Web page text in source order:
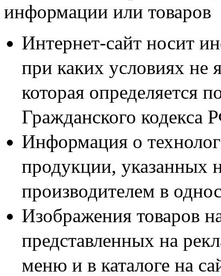
Наша компания
Пассатижы,
Узнать о наличии и
номерам:
8 (8452) 41-14-19
8 (8452) 41-14-20
информации или товаров
Интернет-сайт носит
при каких условиях не
которая определяется
Гражданского кодекса
Информация о
продукции, указанных
производителем в
Изображения товаров
представленных на
меню и в каталоге на